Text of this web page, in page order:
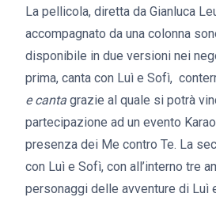
La pellicola, diretta da Gianluca
accompagnato da una colonna
disponibile in due versioni nei
prima, canta con Luì e Sofì,
e canta grazie al quale si potrà
partecipazione ad un evento
presenza dei Me contro Te. La
con Luì e Sofì, con all’interno tre
personaggi delle avventure di Luì